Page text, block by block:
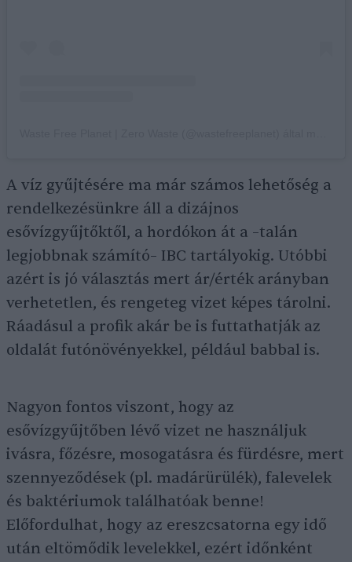
A víz gyűjtésére ma már számos lehetőség a
rendelkezésünkre áll a dizájnos
esővízgyűjtőktől, a hordókon át a –talán
legjobbnak számító– IBC tartályokig. Utóbbi
azért is jó választás mert ár/érték arányban
verhetetlen, és rengeteg vizet képes tárolni.
Ráadásul a profik akár be is futtathatják az
oldalát futónövényekkel, például babbal is.
Nagyon fontos viszont, hogy az
esővízgyűjtőben lévő vizet ne használjuk
ivásra, főzésre, mosogatásra és fürdésre, mert
szennyeződések (pl. madárürülék), falevelek
és baktériumok találhatóak benne!
Előfordulhat, hogy az ereszcsatorna egy idő
után eltömődik levelekkel, ezért időnként